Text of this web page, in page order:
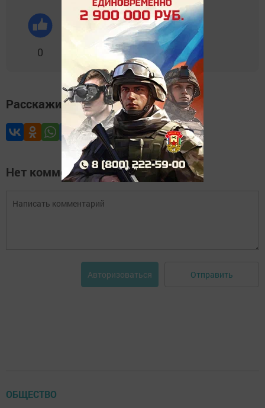
0 0 0
Расскажите друзьям
Нет комментариев
Авторизоваться Отправить
ОБЩЕСТВО